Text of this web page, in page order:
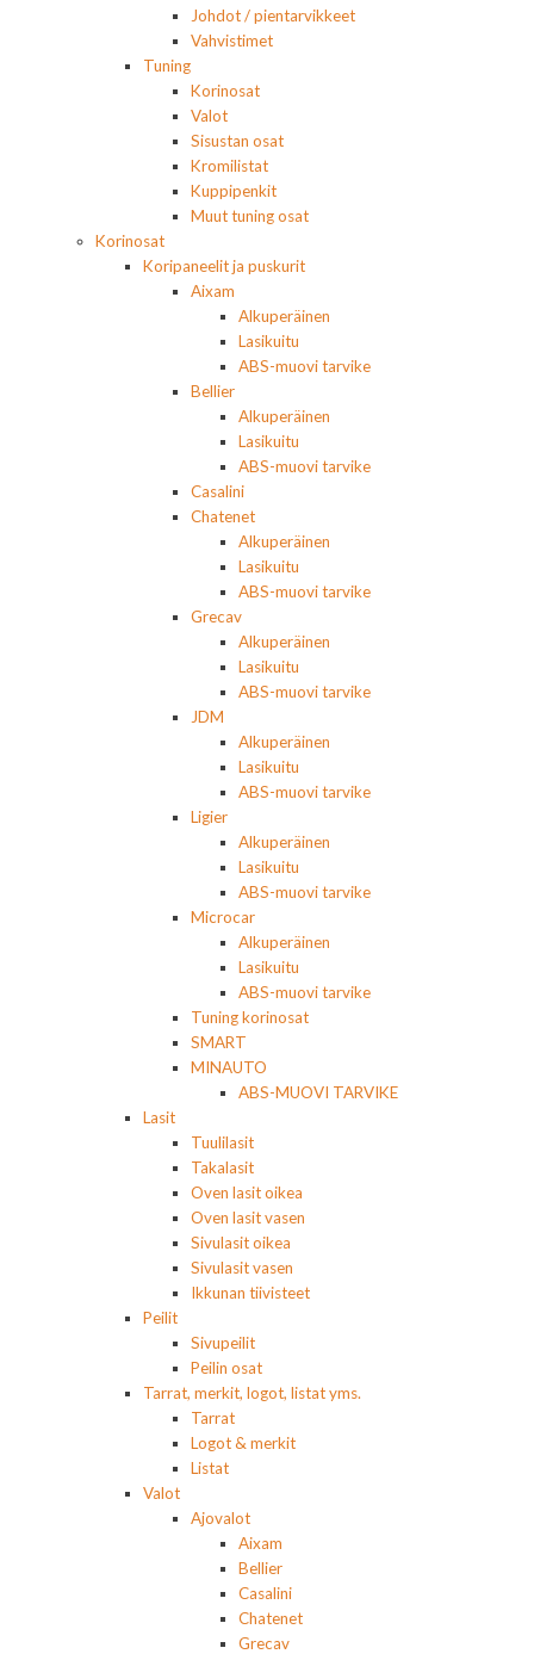
Johdot / pientarvikkeet
Vahvistimet
Tuning
Korinosat
Valot
Sisustan osat
Kromilistat
Kuppipenkit
Muut tuning osat
Korinosat
Koripaneelit ja puskurit
Aixam
Alkuperäinen
Lasikuitu
ABS-muovi tarvike
Bellier
Alkuperäinen
Lasikuitu
ABS-muovi tarvike
Casalini
Chatenet
Alkuperäinen
Lasikuitu
ABS-muovi tarvike
Grecav
Alkuperäinen
Lasikuitu
ABS-muovi tarvike
JDM
Alkuperäinen
Lasikuitu
ABS-muovi tarvike
Ligier
Alkuperäinen
Lasikuitu
ABS-muovi tarvike
Microcar
Alkuperäinen
Lasikuitu
ABS-muovi tarvike
Tuning korinosat
SMART
MINAUTO
ABS-MUOVI TARVIKE
Lasit
Tuulilasit
Takalasit
Oven lasit oikea
Oven lasit vasen
Sivulasit oikea
Sivulasit vasen
Ikkunan tiivisteet
Peilit
Sivupeilit
Peilin osat
Tarrat, merkit, logot, listat yms.
Tarrat
Logot & merkit
Listat
Valot
Ajovalot
Aixam
Bellier
Casalini
Chatenet
Grecav